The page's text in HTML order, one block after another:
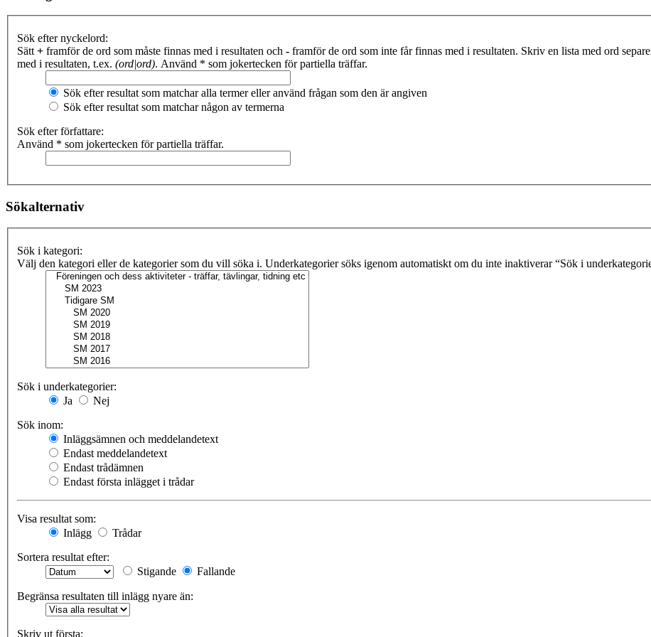
Sök efter nyckelord:
Sätt + framför de ord som måste finnas med i resultaten och - framför de ord som inte får finnas med i resultaten. Skriv en lista med ord
med i resultaten, t.ex. (ord|ord). Använd * som jokertecken för partiella träffar.
Sök efter resultat som matchar alla termer eller använd frågan som den är angiven
Sök efter resultat som matchar någon av termerna
Sök efter författare:
Använd * som jokertecken för partiella träffar.
Sökalternativ
Sök i kategori:
Välj den kategori eller de kategorier som du vill söka i. Underkategorier söks igenom automatiskt om du inte inaktiverar “Sök i
Sök i underkategorier:
Ja
Nej
Sök inom:
Inläggsämnen och meddelandetext
Endast meddelandetext
Endast trådämnen
Endast första inlägget i trådar
Visa resultat som:
Inlägg
Trådar
Sortera resultat efter:
Stigande
Fallande
Begränsa resultaten till inlägg nyare än:
Skriv ut första: